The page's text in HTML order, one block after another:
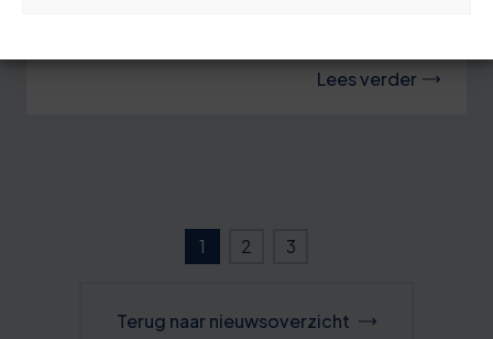
Lees verder
1 2 3
Terug naar nieuwsoverzicht